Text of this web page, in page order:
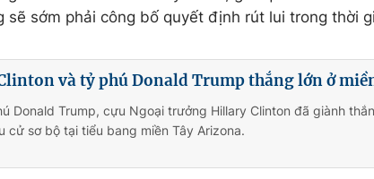
sẽ sớm phải công bố quyết định rút lui trong thời
và tỷ phú Donald Trump thắng lớn ở
Donald Trump, cựu Ngoại trưởng Hillary Clinton đã giành
cử sơ bộ tại tiểu bang miền Tây Arizona.